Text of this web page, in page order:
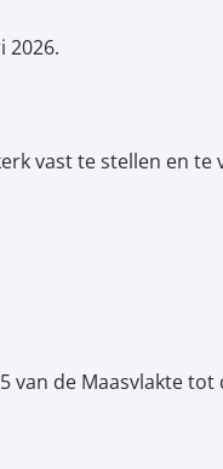
2026.
vast te stellen en te
van de Maasvlakte